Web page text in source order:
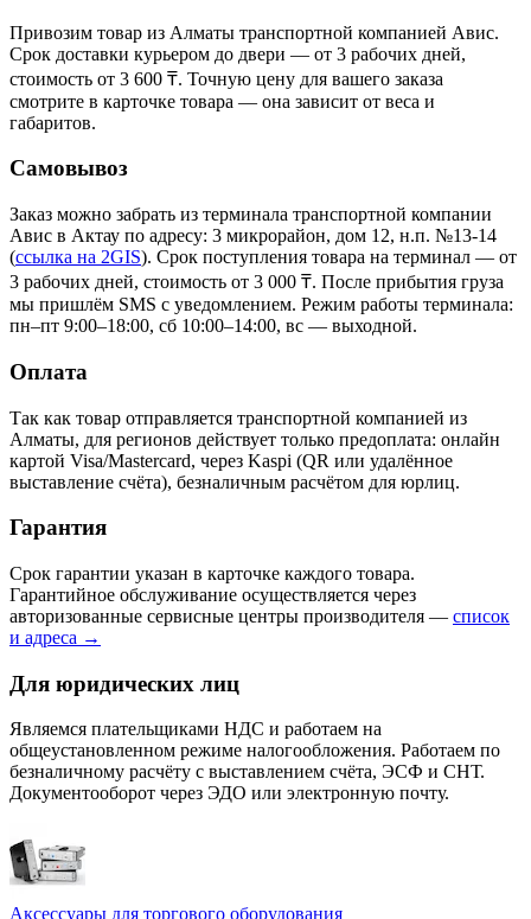
Привозим товар из Алматы транспортной компанией Авис.
Срок доставки курьером до двери — от 3 рабочих дней,
стоимость от 3 600 ₸. Точную цену для вашего заказа
смотрите в карточке товара — она зависит от веса и
габаритов.
Самовывоз
Заказ можно забрать из терминала транспортной компании
Авис в Актау по адресу: 3 микрорайон, дом 12, н.п. №13-14
(ссылка на 2GIS). Срок поступления товара на терминал — от
3 рабочих дней, стоимость от 3 000 ₸. После прибытия груза
мы пришлём SMS с уведомлением. Режим работы терминала:
пн–пт 9:00–18:00, сб 10:00–14:00, вс — выходной.
Оплата
Так как товар отправляется транспортной компанией из
Алматы, для регионов действует только предоплата: онлайн
картой Visa/Mastercard, через Kaspi (QR или удалённое
выставление счёта), безналичным расчётом для юрлиц.
Гарантия
Срок гарантии указан в карточке каждого товара.
Гарантийное обслуживание осуществляется через
авторизованные сервисные центры производителя — список
и адреса →
Для юридических лиц
Являемся плательщиками НДС и работаем на
общеустановленном режиме налогообложения. Работаем по
безналичному расчёту с выставлением счёта, ЭСФ и СНТ.
Документооборот через ЭДО или электронную почту.
Аксессуары для торгового оборудования